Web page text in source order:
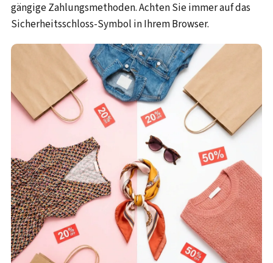
gängige Zahlungsmethoden. Achten Sie immer auf das
Sicherheitsschloss-Symbol in Ihrem Browser.